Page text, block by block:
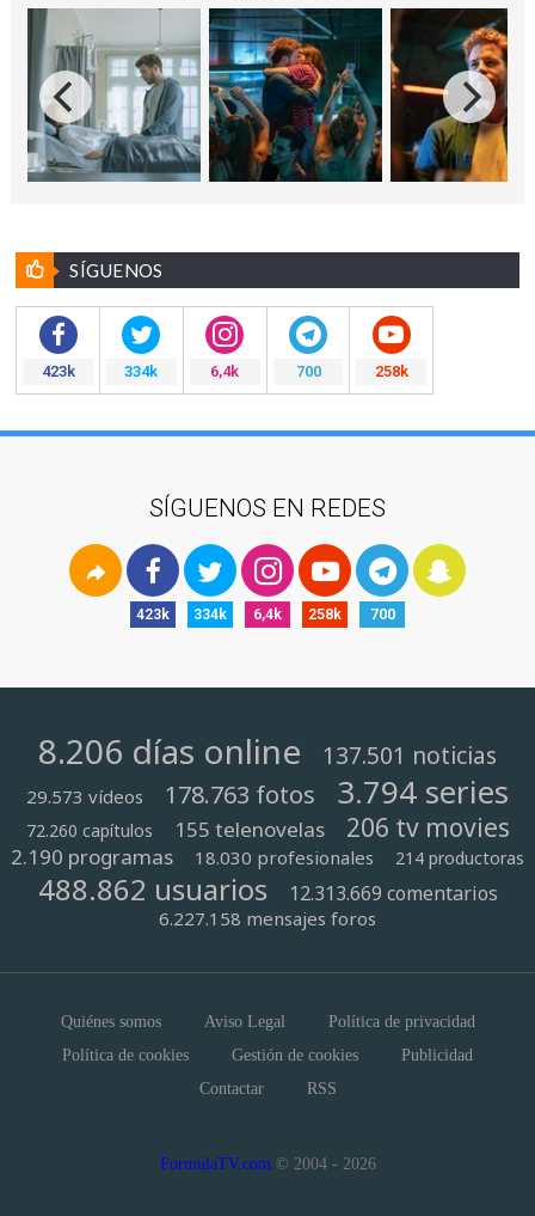
SÍGUENOS
423k 334k 6,4k 700 258k
SÍGUENOS EN REDES
423k 334k 6,4k 258k 700
8.206 días online 137.501 noticias
29.573 vídeos 178.763 fotos 3.794 series
72.260 capítulos 155 telenovelas 206 tv movies
2.190 programas 18.030 profesionales 214 productoras
488.862 usuarios 12.313.669 comentarios
6.227.158 mensajes foros
Quiénes somos Aviso Legal
Política de privacidad
Política de cookies
Gestión de cookies
Publicidad
Contactar
RSS
FormulaTV.com© 2004 - 2026